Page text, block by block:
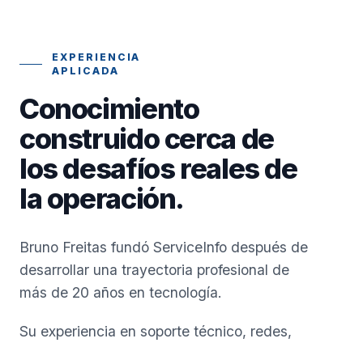
EXPERIENCIA
APLICADA
Conocimiento
construido cerca de
los desafíos reales de
la operación.
Bruno Freitas fundó ServiceInfo después de
desarrollar una trayectoria profesional de
más de 20 años en tecnología.
Su experiencia en soporte técnico, redes,